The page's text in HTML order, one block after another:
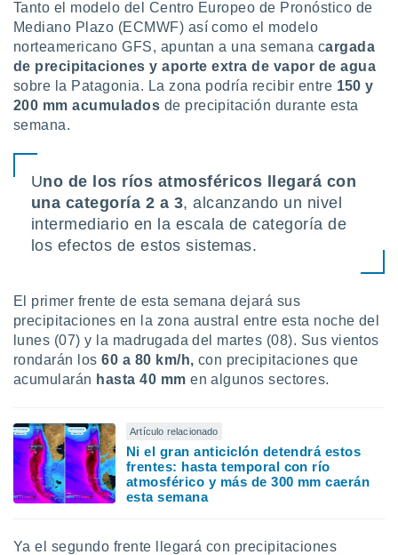
Tanto el modelo del Centro Europeo de Pronóstico de
Mediano Plazo (ECMWF) así como el modelo
norteamericano GFS, apuntan a una semana cargada
de precipitaciones y aporte extra de vapor de agua
sobre la Patagonia. La zona podría recibir entre 150 y
200 mm acumulados de precipitación durante esta
semana.
Uno de los ríos atmosféricos llegará con
una categoría 2 a 3, alcanzando un nivel
intermediario en la escala de categoría de
los efectos de estos sistemas.
El primer frente de esta semana dejará sus
precipitaciones en la zona austral entre esta noche del
lunes (07) y la madrugada del martes (08). Sus vientos
rondarán los 60 a 80 km/h, con precipitaciones que
acumularán hasta 40 mmen algunos sectores.
Artículo relacionado
Ni el gran anticiclón detendrá estos
frentes: hasta temporal con río
atmosférico y más de 300 mm caerán
esta semana
Ya el segundo frente llegará con precipitaciones